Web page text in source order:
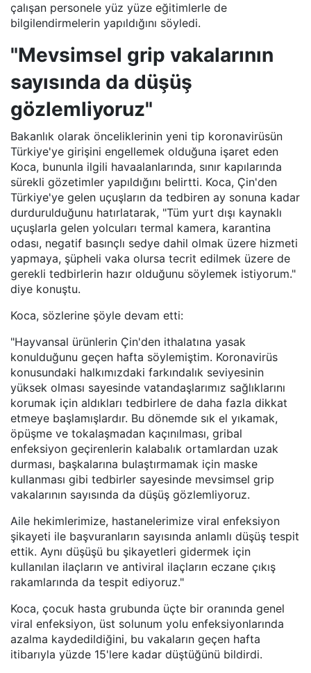
çalışan personele yüz yüze eğitimlerle de
bilgilendirmelerin yapıldığını söyledi.
"Mevsimsel grip vakalarının
sayısında da düşüş
gözlemliyoruz"
Bakanlık olarak önceliklerinin yeni tip koronavirüsün
Türkiye'ye girişini engellemek olduğuna işaret eden
Koca, bununla ilgili havaalanlarında, sınır kapılarında
sürekli gözetimler yapıldığını belirtti. Koca, Çin'den
Türkiye'ye gelen uçuşların da tedbiren ay sonuna kadar
durdurulduğunu hatırlatarak, "Tüm yurt dışı kaynaklı
uçuşlarla gelen yolcuları termal kamera, karantina
odası, negatif basınçlı sedye dahil olmak üzere hizmeti
yapmaya, şüpheli vaka olursa tecrit edilmek üzere de
gerekli tedbirlerin hazır olduğunu söylemek istiyorum."
diye konuştu.
Koca, sözlerine şöyle devam etti:
"Hayvansal ürünlerin Çin'den ithalatına yasak
konulduğunu geçen hafta söylemiştim. Koronavirüs
konusundaki halkımızdaki farkındalık seviyesinin
yüksek olması sayesinde vatandaşlarımız sağlıklarını
korumak için aldıkları tedbirlere de daha fazla dikkat
etmeye başlamışlardır. Bu dönemde sık el yıkamak,
öpüşme ve tokalaşmadan kaçınılması, gribal
enfeksiyon geçirenlerin kalabalık ortamlardan uzak
durması, başkalarına bulaştırmamak için maske
kullanması gibi tedbirler sayesinde mevsimsel grip
vakalarının sayısında da düşüş gözlemliyoruz.
Aile hekimlerimize, hastanelerimize viral enfeksiyon
şikayeti ile başvuranların sayısında anlamlı düşüş tespit
ettik. Aynı düşüşü bu şikayetleri gidermek için
kullanılan ilaçların ve antiviral ilaçların eczane çıkış
rakamlarında da tespit ediyoruz."
Koca, çocuk hasta grubunda üçte bir oranında genel
viral enfeksiyon, üst solunum yolu enfeksiyonlarında
azalma kaydedildiğini, bu vakaların geçen hafta
itibarıyla yüzde 15'lere kadar düştüğünü bildirdi.